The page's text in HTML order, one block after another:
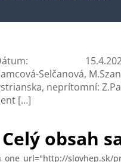
Dátum:
Selčanová,
neprítomní:
[…]
Celý obsah